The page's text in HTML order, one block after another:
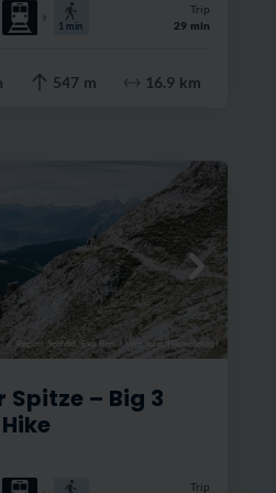
1 min
Trip
29 min
547 m 16.9 km
Region Seefeld, Eva Beer Weg zum Härmelekopf
Spitze – Big 3
Trip